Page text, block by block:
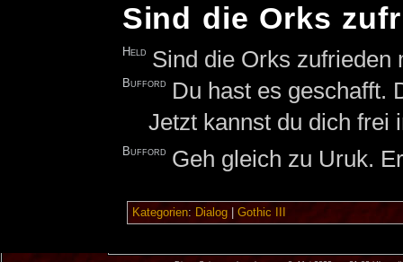
Sind die Orks
Held Sind die Orks zufrieden
Bufford
Du hast es geschafft.
Jetzt kannst du dich frei
Bufford Geh gleich zu Uruk.
Kategorien: Dialog| Gothic III